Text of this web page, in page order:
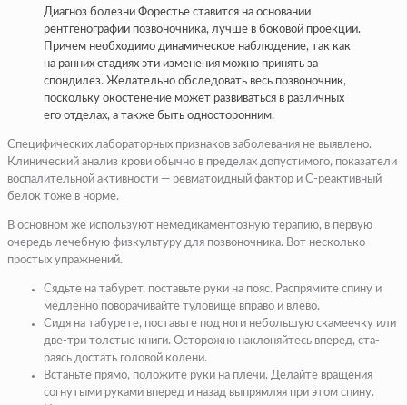
Диагноз болезни Форе­стье ставится на основании
рентгенографии позвоноч­ника, лучше в боковой про­екции.
Причем необходимо динамическое наблюдение, так как
на ранних стадиях эти изменения можно при­нять за
спондилез. Жела­тельно обследовать весь позвоночник,
поскольку окостенение может раз­виваться в различных
его отделах, а также быть одно­сторонним.
Специфических лабо­раторных признаков за­болевания не выявлено.
Клинический анализ крови обычно в пределах допу­стимого, показатели
вос­палительной активности — ревматоидный фактор и С-реактивный
белок тоже в норме.
В основном же исполь­зуют немедикаментозную терапию, в первую
очередь лечебную физкультуру для позвоночника. Вот несколь­ко
простых упражнений.
Сядьте на табурет, по­ставьте руки на пояс. Рас­прямите спину и
медленно поворачивайте туловище вправо и влево.
Сидя на табурете, по­ставьте под ноги неболь­шую скамеечку или
две-три толстые книги. Осторожно наклоняйтесь вперед, ста­
раясь достать головой ко­лени.
Встаньте прямо, положи­те руки на плечи. Делайте вращения
согнутыми рука­ми вперед и назад выпрям­ляя при этом спину.